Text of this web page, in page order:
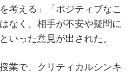
考える」「ポジティブなこ
なく、相手が不安や疑問に
いった意見が出された。
業で、クリティカルシンキ